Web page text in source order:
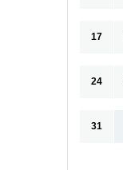
17
24
31